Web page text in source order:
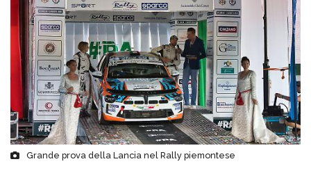
Grande prova della Lancia nel Rally piemontese